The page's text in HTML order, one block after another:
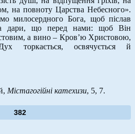
на повноту Царства Небесного».
милосердного Бога, щоб післав
дари, що перед нами: щоб Він
а вино – Кров’ю Христовою,
освячується й
Містагогійні катехизи, 5, 7.
382